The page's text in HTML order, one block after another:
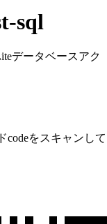
sql
データベースアク
codeをスキャンして